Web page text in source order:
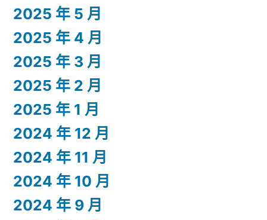
2025 年 5 月
2025 年 4 月
2025 年 3 月
2025 年 2 月
2025 年 1 月
2024 年 12 月
2024 年 11 月
2024 年 10 月
2024 年 9 月